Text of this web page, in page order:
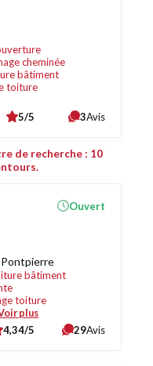
cheminée
bâtiment
toiture
5/5 3Avis
de recherche : 10
Pontpierre
bâtiment
toiture
plus
Ouvert
4,34/5 29Avis